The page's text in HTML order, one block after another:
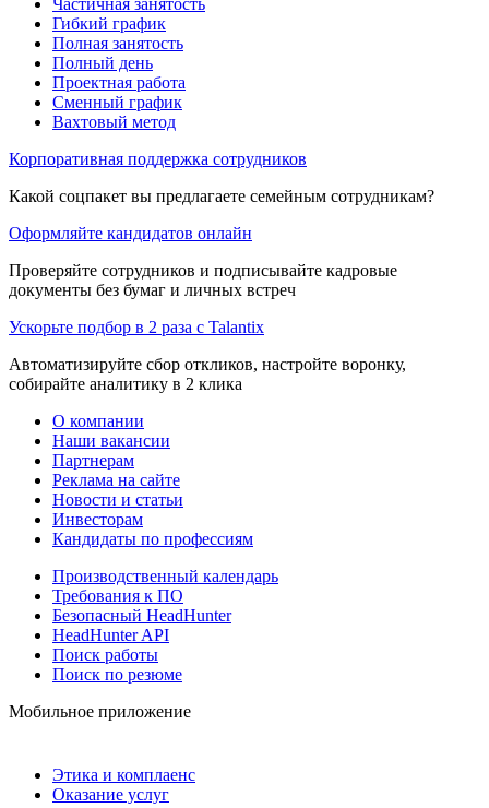
Гибкий график
Полная занятость
Полный день
Проектная работа
Сменный график
Вахтовый метод
Корпоративная поддержка сотрудников
Какой соцпакет вы предлагаете семейным сотрудникам?
Оформляйте кандидатов онлайн
Проверяйте сотрудников и подписывайте кадровые
документы без бумаг и личных встреч
Ускорьте подбор в 2 раза с Talantix
Автоматизируйте сбор откликов, настройте воронку,
собирайте аналитику в 2 клика
О компании
Наши вакансии
Партнерам
Реклама на сайте
Новости и статьи
Инвесторам
Кандидаты по профессиям
Производственный календарь
Требования к ПО
Безопасный HeadHunter
HeadHunter API
Поиск работы
Поиск по резюме
Мобильное приложение
Этика и комплаенс
Оказание услуг